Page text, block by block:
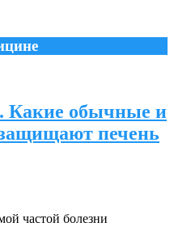
Какие обычные и
печень
частой болезни